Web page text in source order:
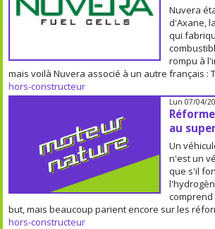
Nuvera
d'Axane,
qui
rompu à
mais voilà Nuvera associé à un autre français :
hors-constructeur
Lun 07/04/
au
Un
n'est un
que s'il
comprend
but, mais beaucoup parient encore sur les
hors-constructeur